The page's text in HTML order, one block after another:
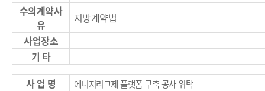
수의계약사
유
지방계약법
사업장소
기 타
사 업 명
에너지리그제 플랫폼 구축 공사 위탁